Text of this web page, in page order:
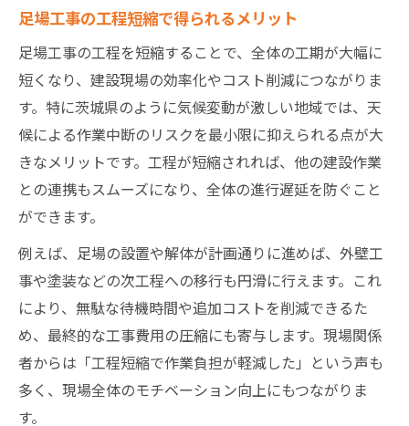
足場工事の工程短縮で得られるメリット
足場工事の工程を短縮することで、全体の工期が大幅に
短くなり、建設現場の効率化やコスト削減につながりま
す。特に茨城県のように気候変動が激しい地域では、天
候による作業中断のリスクを最小限に抑えられる点が大
きなメリットです。工程が短縮されれば、他の建設作業
との連携もスムーズになり、全体の進行遅延を防ぐこと
ができます。
例えば、足場の設置や解体が計画通りに進めば、外壁工
事や塗装などの次工程への移行も円滑に行えます。これ
により、無駄な待機時間や追加コストを削減できるた
め、最終的な工事費用の圧縮にも寄与します。現場関係
者からは「工程短縮で作業負担が軽減した」という声も
多く、現場全体のモチベーション向上にもつながりま
す。